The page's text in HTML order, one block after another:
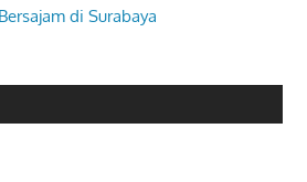
di Surabaya